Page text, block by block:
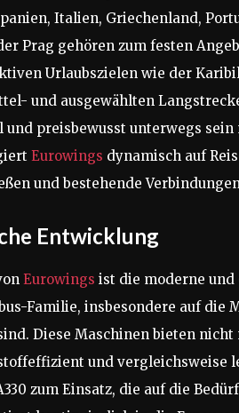
Italien, Griechenland,
Prag gehören zum festen
Urlaubszielen wie der
und ausgewählten
preisbewusst unterwegs
Eurowings dynamisch auf
und bestehende
Entwicklung
Eurowings ist die moderne
Familie, insbesondere auf die
Diese Maschinen bieten
und vergleichsweise
zum Einsatz, die auf die